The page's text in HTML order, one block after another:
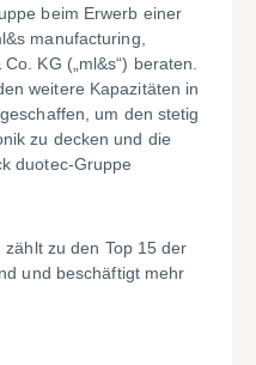
beim Erwerb einer
manufacturing,
KG („ml&s“) beraten.
weitere Kapazitäten in
um den stetig
zu decken und die
duotec-Gruppe
zu den Top 15 der
und beschäftigt mehr